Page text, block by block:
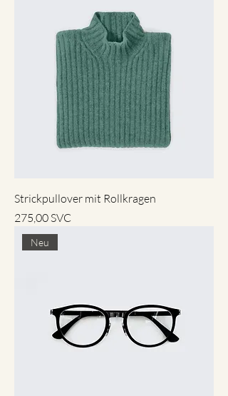
Strickpullover mit Rollkragen
Preis
275,00 SVC
Neu